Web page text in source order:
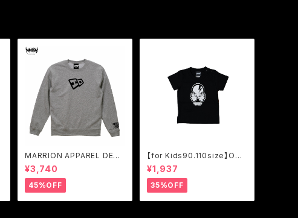
MARRION APPAREL DEAD
STOCK ERO LOGO SWEA
T (Gray)
¥3,740
45%OFF
【for Kids90.110size】OCT
OPUS SKULL T-shirts (Bl
ack×White)
¥1,937
35%OFF